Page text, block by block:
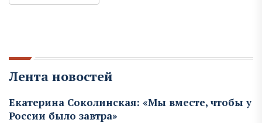
Лента новостей
Екатерина Соколинская: «Мы вместе, чтобы у
России было завтра»